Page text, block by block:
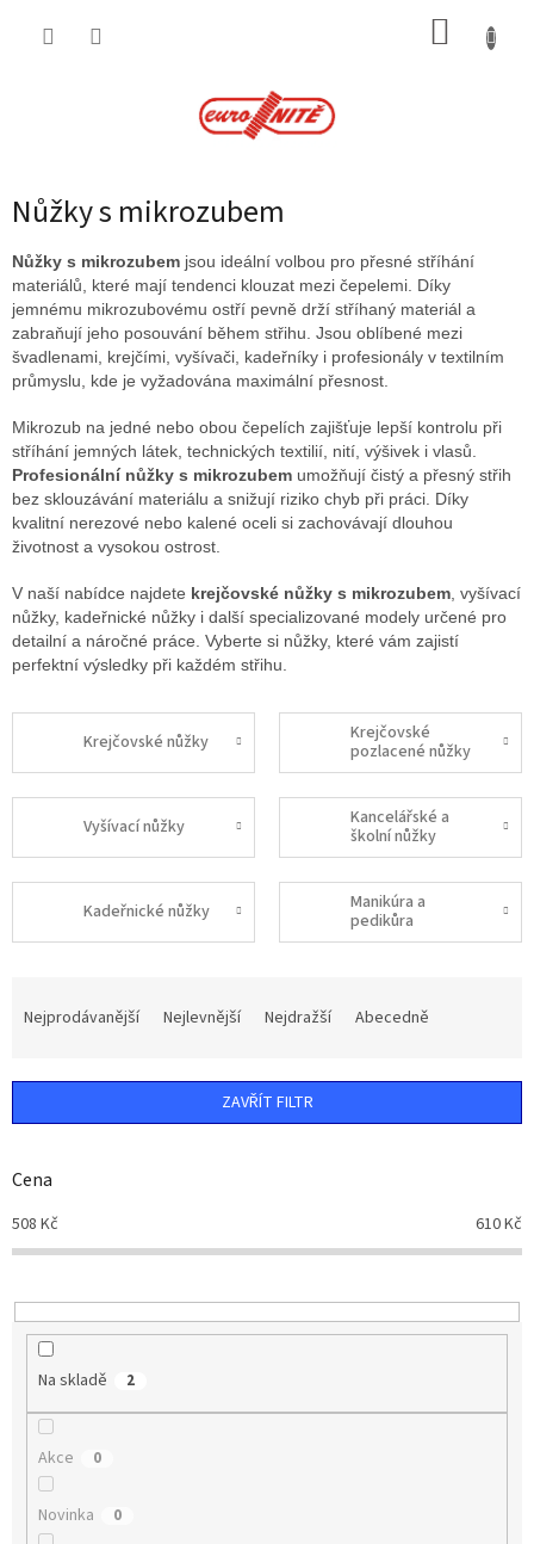
Nůžky s mikrozubem
Nůžky s mikrozubem jsou ideální volbou pro přesné stříhání
materiálů, které mají tendenci klouzat mezi čepelemi. Díky
jemnému mikrozubovému ostří pevně drží stříhaný materiál a
zabraňují jeho posouvání během střihu. Jsou oblíbené mezi
švadlenami, krejčími, vyšívači, kadeřníky i profesionály v textilním
průmyslu, kde je vyžadována maximální přesnost.
Mikrozub na jedné nebo obou čepelích zajišťuje lepší kontrolu při
stříhání jemných látek, technických textilií, nití, výšivek i vlasů.
Profesionální nůžky s mikrozubem umožňují čistý a přesný střih
bez sklouzávání materiálu a snižují riziko chyb při práci. Díky
kvalitní nerezové nebo kalené oceli si zachovávají dlouhou
životnost a vysokou ostrost.
V naší nabídce najdete krejčovské nůžky s mikrozubem , vyšívací
nůžky, kadeřnické nůžky i další specializované modely určené pro
detailní a náročné práce. Vyberte si nůžky, které vám zajistí
perfektní výsledky při každém střihu.
Krejčovské nůžky
Krejčovské
pozlacené nůžky
Vyšívací nůžky
Kancelářské a
školní nůžky
Kadeřnické nůžky
Manikúra a
pedikůra
í
r
d
u
t
ů
Nejprodávanější Nejlevnější Nejdražší Abecedně
ZAVŘÍT FILTR
Cena
508 Kč 610Kč
Na skladě 2
Akce 0
Novinka 0